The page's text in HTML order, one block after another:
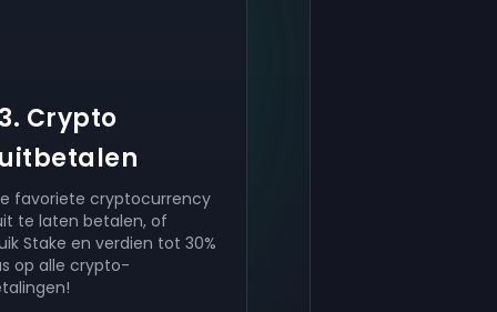
3. Crypto
uitbetalen
favoriete cryptocurrency
te laten betalen, of
Stake en verdien tot 30%
op alle crypto-